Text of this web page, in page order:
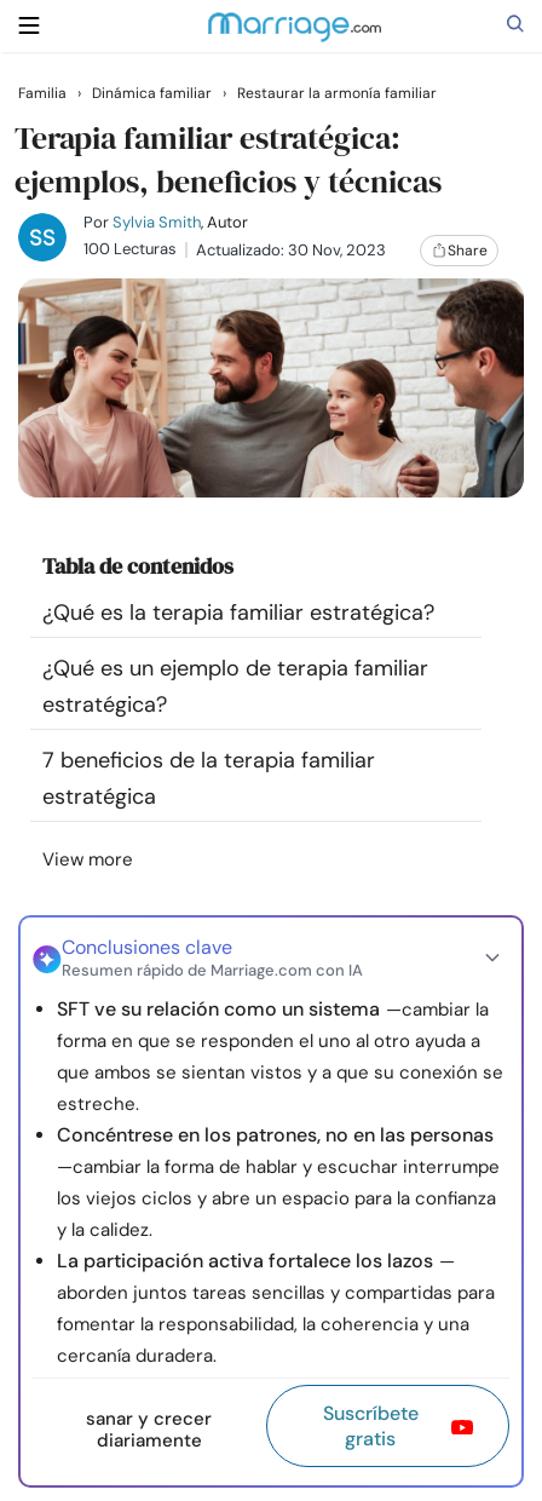
Buscar
Casarse
Relaciones
Familia
Ayuda
Cursos
Recursos
Comunidad
Encuentra un terapeuta
Idioma
Sobre nosotros
© Copyright 2026. Todos los derechos reservados.
Familia › Dinámica familiar › Restaurar la armonía familiar
Terapia familiar estratégica:
ejemplos, beneficios y técnicas
PorSylvia Smith, Autor
100 Lecturas
Actualizado: 30 Nov, 2023 Share
Tabla de contenidos
¿Qué es la terapia familiar estratégica?
¿Qué es un ejemplo de terapia familiar
estratégica?
7 beneficios de la terapia familiar
estratégica
View more
Conclusiones clave
Resumen rápido de Marriage.com con IA
SFT ve su relación como un sistema —cambiar la
forma en que se responden el uno al otro ayuda a
que ambos se sientan vistos y a que su conexión se
estreche.
Concéntrese en los patrones, no en las personas
—cambiar la forma de hablar y escuchar interrumpe
los viejos ciclos y abre un espacio para la confianza
y la calidez.
La participación activa fortalece los lazos —
aborden juntos tareas sencillas y compartidas para
fomentar la responsabilidad, la coherencia y una
cercanía duradera.
sanar y crecer
diariamente
Suscríbete
gratis